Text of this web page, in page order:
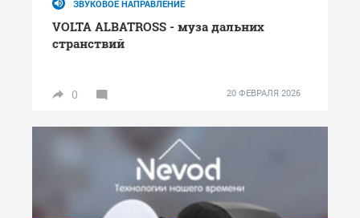
ЗВУКОВОЕ НАПРАВЛЕНИЕ
VOLTA ALBATROSS - муза дальних
странствий
0 20 ФЕВРАЛЯ 2026